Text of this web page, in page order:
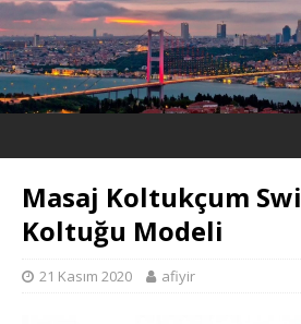
Masaj Koltukçum
Koltuğu Modeli
21 Kasım 2020 afiyir